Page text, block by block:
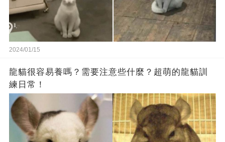
2024/01/15
龍貓很容易養嗎？需要注意些什麼？超萌的龍貓訓
練日常！